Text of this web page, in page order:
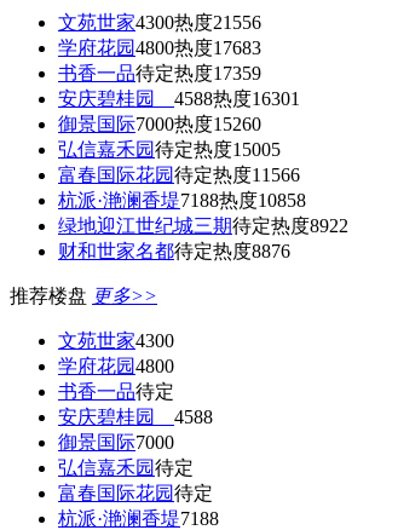
文苑世家4300热度21556
学府花园4800热度17683
书香一品待定热度17359
安庆碧桂园 4588热度16301
御景国际7000热度15260
弘信嘉禾园待定热度15005
富春国际花园待定热度11566
杭派·滟澜香堤7188热度10858
绿地迎江世纪城三期待定热度8922
财和世家名都待定热度8876
推荐楼盘 更多>>
文苑世家4300
学府花园4800
书香一品待定
安庆碧桂园 4588
御景国际7000
弘信嘉禾园待定
富春国际花园待定
杭派·滟澜香堤7188